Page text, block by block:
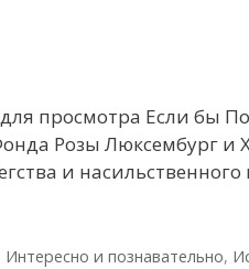
просмотра Если бы
Розы Люксембург
и насильственного
Интересно и познавательно,